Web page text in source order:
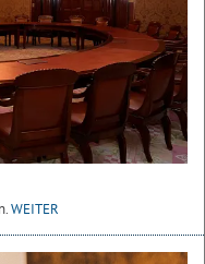
WEITER